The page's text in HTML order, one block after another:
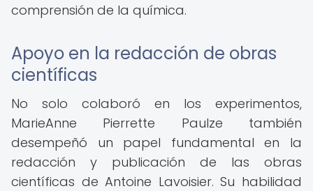
comprensión de la química.
Apoyo en la redacción de obras
científicas
No solo colaboró en los experimentos,
MarieAnne Pierrette Paulze también
desempeñó un papel fundamental en la
redacción y publicación de las obras
científicas de Antoine Lavoisier. Su habilidad